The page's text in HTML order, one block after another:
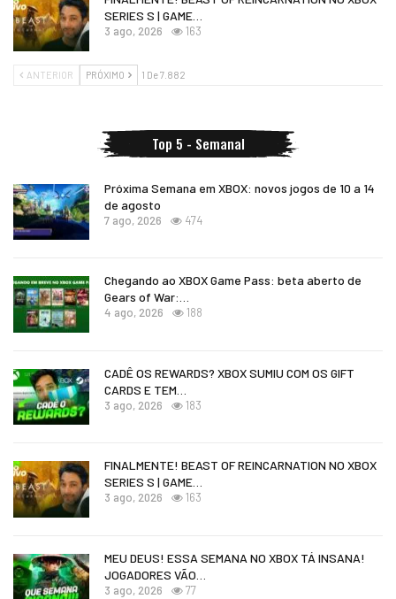
SERIES S | GAME…
3 ago, 2026 163
ANTERIOR PRÓXIMO 1 De 7.882
Top 5 - Semanal
Próxima Semana em XBOX: novos jogos de 10 a 14
de agosto
7 ago, 2026 474
Chegando ao XBOX Game Pass: beta aberto de
Gears of War:…
4 ago, 2026 188
CADÊ OS REWARDS? XBOX SUMIU COM OS GIFT
CARDS E TEM…
3 ago, 2026 183
FINALMENTE! BEAST OF REINCARNATION NO XBOX
SERIES S | GAME…
3 ago, 2026 163
MEU DEUS! ESSA SEMANA NO XBOX TÁ INSANA!
JOGADORES VÃO…
3 ago, 2026 77